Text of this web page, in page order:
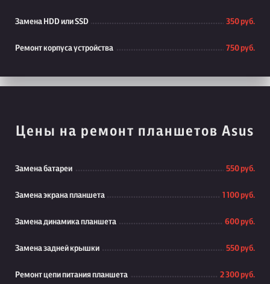
Замена HDD или SSD 350 руб.
Ремонт корпуса устройства 750 руб.
Цены на ремонт планшетов Asus
Замена батареи 550 руб.
Замена экрана планшета 1 100 руб.
Замена динамика планшета 600 руб.
Замена задней крышки 550 руб.
Ремонт цепи питания планшета 2 300 руб.